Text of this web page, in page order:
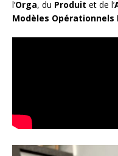
l’Orga, du Produit et de l’
Modèles Opérationnels